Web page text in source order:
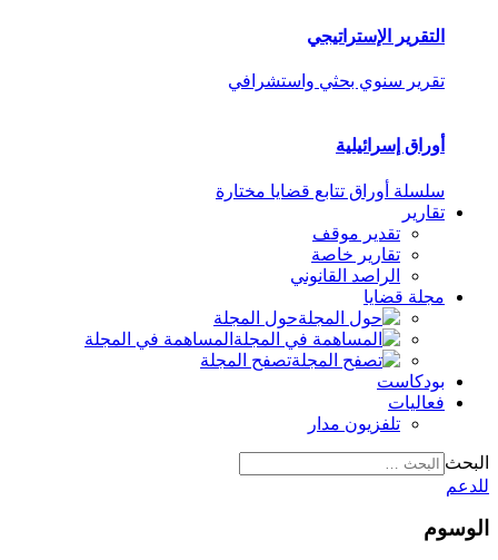
التقرير الإستراتيجي
تقرير سنوي بحثي واستشرافي
أوراق إسرائيلية
سلسلة أوراق تتابع قضايا مختارة
تقارير
تقدير موقف
تقارير خاصة
الراصد القانوني
مجلة قضايا
حول المجلة
المساهمة في المجلة
تصفح المجلة
بودكاست
فعاليات
تلفزيون مدار
البحث
للدعم
الوسوم